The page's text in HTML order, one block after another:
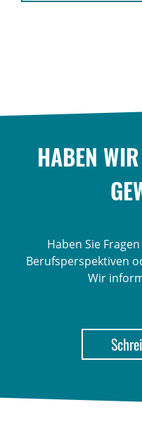
HABEN
Haben Sie
Berufsperspektiven
Wir